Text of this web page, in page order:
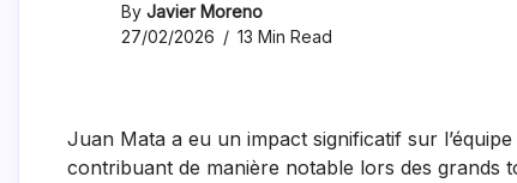
By Javier Moreno
27/02/2026
13 Min Read
Juan Mata a eu un impact significatif sur
contribuant de manière notable lors des grands